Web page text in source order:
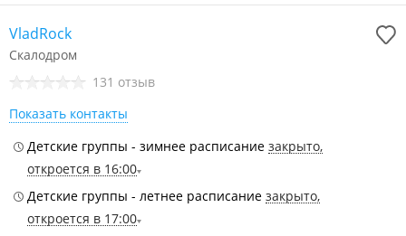
VladRock
Скалодром
131 отзыв
Показать контакты
Детские группы - зимнее расписание закрыто,
откроется в 16:00
Детские группы - летнее расписание закрыто,
откроется в 17:00